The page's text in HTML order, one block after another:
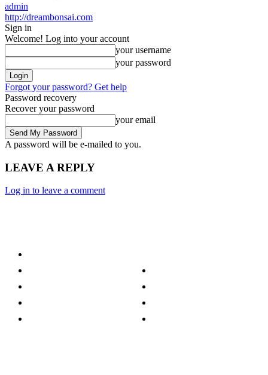
admin
http://dreambonsai.com
Sign in
Welcome! Log into your account
your username
your password
Forgot your password? Get help
Password recovery
Recover your password
your email
A password will be e-mailed to you.
LEAVE A REPLY
Log in to leave a comment